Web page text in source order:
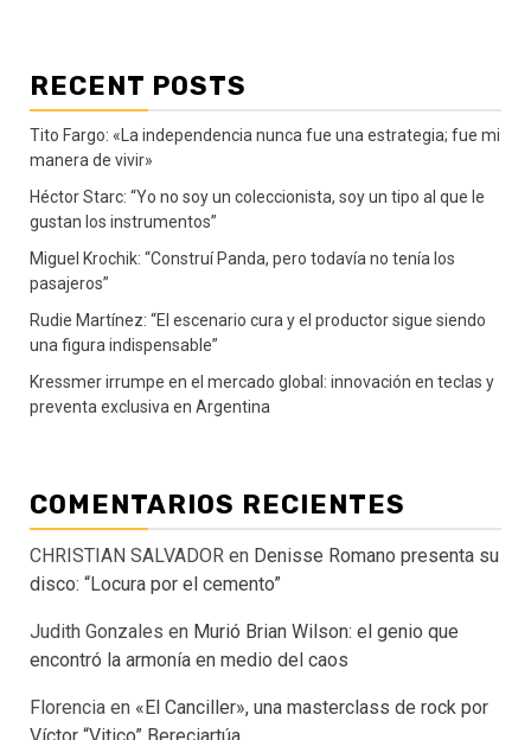
RECENT POSTS
Tito Fargo: «La independencia nunca fue una estrategia; fue mi
manera de vivir»
Héctor Starc: “Yo no soy un coleccionista, soy un tipo al que le
gustan los instrumentos”
Miguel Krochik: “Construí Panda, pero todavía no tenía los
pasajeros”
Rudie Martínez: “El escenario cura y el productor sigue siendo
una figura indispensable”
Kressmer irrumpe en el mercado global: innovación en teclas y
preventa exclusiva en Argentina
COMENTARIOS RECIENTES
CHRISTIAN SALVADOR en Denisse Romano presenta su
disco: “Locura por el cemento”
Judith Gonzales en Murió Brian Wilson: el genio que
encontró la armonía en medio del caos
Florencia en «El Canciller», una masterclass de rock por